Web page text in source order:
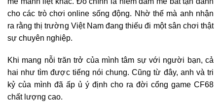
cho các trò chơi online sống động. Nhờ thế mà anh nhận
ra rằng thị trường Việt Nam đang thiếu đi một sân chơi thật
sự chuyên nghiệp.
Khi mang nỗi trăn trở của mình tâm sự với người bạn, cả
hai như tìm được tiếng nói chung. Cũng từ đây, anh và tri
kỷ của mình đã ấp ủ ý định cho ra đời cổng game CF68
chất lượng cao.